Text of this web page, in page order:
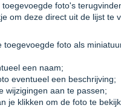
foto's
om deze direct uit de lijst te
toegevoegde foto als
een naam;
eventueel een beschrijving;
wijzigingen aan te passen;
je klikken om de foto te